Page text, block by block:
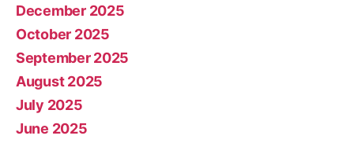
December 2025
October 2025
September 2025
August 2025
July 2025
June 2025